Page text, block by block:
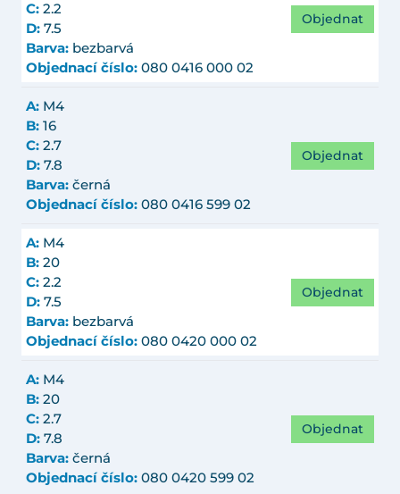
C: 2.2
D: 7.5
Barva: bezbarvá
Objednací číslo: 080 0416 000 02
Objednat
A: M4
B: 16
C: 2.7
D: 7.8
Barva: černá
Objednací číslo: 080 0416 599 02
Objednat
A: M4
B: 20
C: 2.2
D: 7.5
Barva: bezbarvá
Objednací číslo: 080 0420 000 02
Objednat
A: M4
B: 20
C: 2.7
D: 7.8
Barva: černá
Objednací číslo: 080 0420 599 02
Objednat